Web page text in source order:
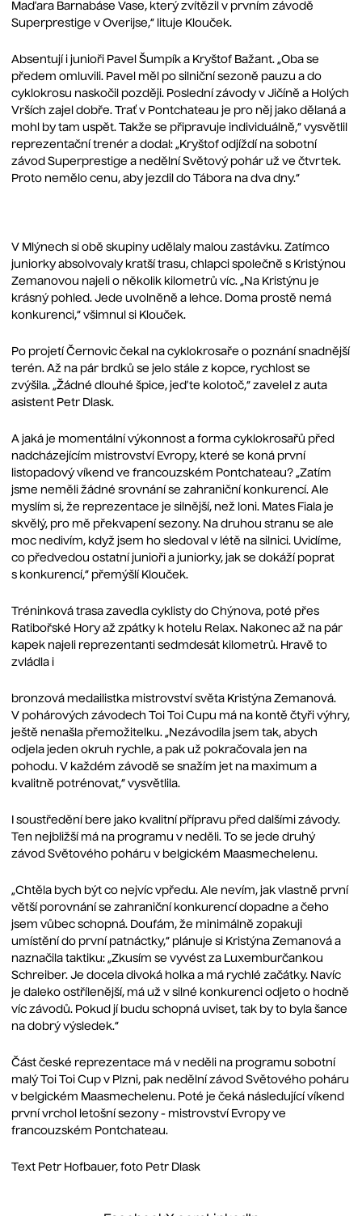
Maďara Barnabáse Vase, který zvítězil v prvním závodě
Superprestige v Overijse,“ lituje Klouček.
Absentují i junioři Pavel Šumpík a Kryštof Bažant. „Oba se
předem omluvili. Pavel měl po silniční sezoně pauzu a do
cyklokrosu naskočil později. Poslední závody v Jičíně a Holých
Vrších zajel dobře. Trať v Pontchateau je pro něj jako dělaná a
mohl by tam uspět. Takže se připravuje individuálně,“ vysvětlil
reprezentační trenér a dodal: „Kryštof odjíždí na sobotní
závod Superprestige a nedělní Světový pohár už ve čtvrtek.
Proto nemělo cenu, aby jezdil do Tábora na dva dny.“
V Mlýnech si obě skupiny udělaly malou zastávku. Zatímco
juniorky absolvovaly kratší trasu, chlapci společně s Kristýnou
Zemanovou najeli o několik kilometrů víc. „Na Kristýnu je
krásný pohled. Jede uvolněně a lehce. Doma prostě nemá
konkurenci,“ všimnul si Klouček.
Po projetí Černovic čekal na cyklokrosaře o poznání snadnější
terén. Až na pár brdků se jelo stále z kopce, rychlost se
zvýšila. „Žádné dlouhé špice, jeďte kolotoč,“ zavelel z auta
asistent Petr Dlask.
A jaká je momentální výkonnost a forma cyklokrosařů před
nadcházejícím mistrovství Evropy, které se koná první
listopadový víkend ve francouzském Pontchateau? „Zatím
jsme neměli žádné srovnání se zahraniční konkurencí. Ale
myslím si, že reprezentace je silnější, než loni. Mates Fiala je
skvělý, pro mě překvapení sezony. Na druhou stranu se ale
moc nedivím, když jsem ho sledoval v létě na silnici. Uvidíme,
co předvedou ostatní junioři a juniorky, jak se dokáží poprat
s konkurencí,“ přemýšlí Klouček.
Tréninková trasa zavedla cyklisty do Chýnova, poté přes
Ratibořské Hory až zpátky k hotelu Relax. Nakonec až na pár
kapek najeli reprezentanti sedmdesát kilometrů. Hravě to
zvládla i
bronzová medailistka mistrovství světa Kristýna Zemanová.
V pohárových závodech Toi Toi Cupu má na kontě čtyři výhry,
ještě nenašla přemožitelku. „Nezávodila jsem tak, abych
odjela jeden okruh rychle, a pak už pokračovala jen na
pohodu. V každém závodě se snažím jet na maximum a
kvalitně potrénovat,“ vysvětlila.
I soustředění bere jako kvalitní přípravu před dalšími závody.
Ten nejbližší má na programu v neděli. To se jede druhý
závod Světového poháru v belgickém Maasmechelenu.
„Chtěla bych být co nejvíc vpředu. Ale nevím, jak vlastně první
větší porovnání se zahraniční konkurencí dopadne a čeho
jsem vůbec schopná. Doufám, že minimálně zopakuji
umístění do první patnáctky,“ plánuje si Kristýna Zemanová a
naznačila taktiku: „Zkusím se vyvést za Luxemburčankou
Schreiber. Je docela divoká holka a má rychlé začátky. Navíc
je daleko ostřílenější, má už v silné konkurenci odjeto o hodně
víc závodů. Pokud jí budu schopná uviset, tak by to byla šance
na dobrý výsledek.“
Část české reprezentace má v neděli na programu sobotní
malý Toi Toi Cup v Plzni, pak nedělní závod Světového poháru
v belgickém Maasmechelenu. Poté je čeká následující víkend
první vrchol letošní sezony - mistrovství Evropy ve
francouzském Pontchateau.
Text Petr Hofbauer, foto Petr Dlask